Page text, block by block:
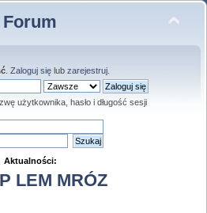
Forum
. Zaloguj sięlub zarejestruj.
użytkownika, hasło i długość sesji
Aktualności:
LEM MRÓZ